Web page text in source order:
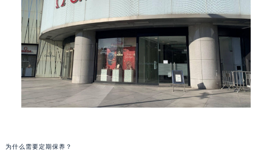
为什么需要定期保养？